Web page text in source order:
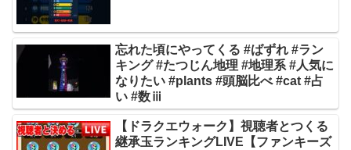
忘れた頃にやってくる #ばずれ #ラン
キング #たつじん地理 #地理系 #人気に
なりたい #plants #頭脳比べ #cat #占
い #数ⅲ
【ドラクエウォーク】視聴者とつくる
継承玉ランキングLIVE【ファンキーズ